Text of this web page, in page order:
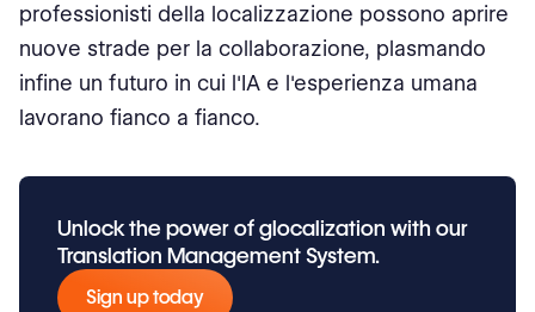
professionisti della localizzazione possono aprire
nuove strade per la collaborazione, plasmando
infine un futuro in cui l'IA e l'esperienza umana
lavorano fianco a fianco.
Unlock the power of glocalization with our
Translation Management System.
Sign up today